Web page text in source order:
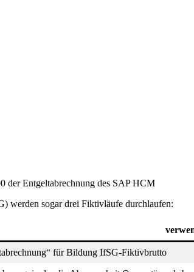
der Entgeltabrechnung des SAP HCM
werden sogar drei Fiktivläufe durchlaufen:
für Bildung IfSG-Fiktivbrutto